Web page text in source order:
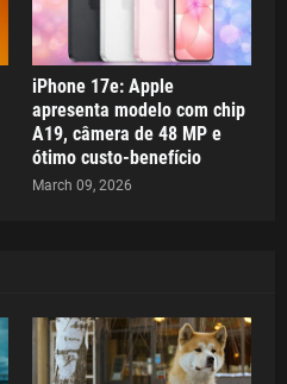
iPhone 17e: Apple
apresenta modelo com chip
A19, câmera de 48 MP e
ótimo custo-benefício
March 09, 2026